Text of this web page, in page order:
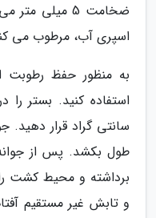
ضخامت 5 میلی
اسپری آب، مرطوب می
به منظور حفظ رطوبت
سانتی گراد قرار
طول بکشد. پس از
برداشته و محیط کشت را
و تابش غیر مستقیم